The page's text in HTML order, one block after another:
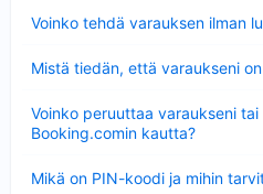
Voinko tehdä varauksen ilman
Mistä tiedän, että varaukseni
Voinko peruuttaa varaukseni
Booking.comin kautta?
Mikä on PIN-koodi ja mihin